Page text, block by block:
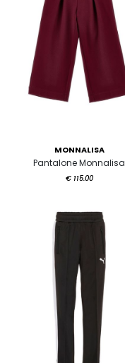
MONNALISA
Pantalone Monnalisa
€ 115.00